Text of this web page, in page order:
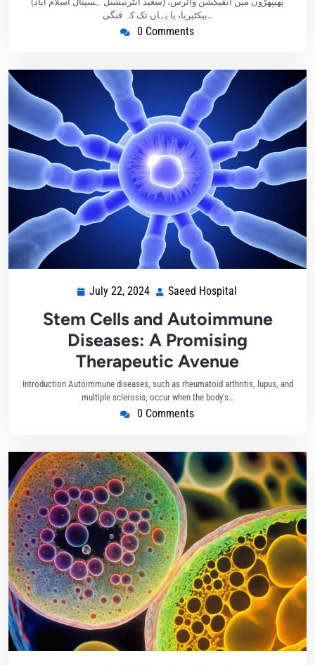
بیکٹیریا، یا یہاں تک کہ فنگی…
0 Comments
July 22, 2024 Saeed Hospital
Stem Cells and Autoimmune
Diseases: A Promising
Therapeutic Avenue
Introduction Autoimmune diseases, such as rheumatoid arthritis, lupus, and
multiple sclerosis, occur when the body's…
0 Comments